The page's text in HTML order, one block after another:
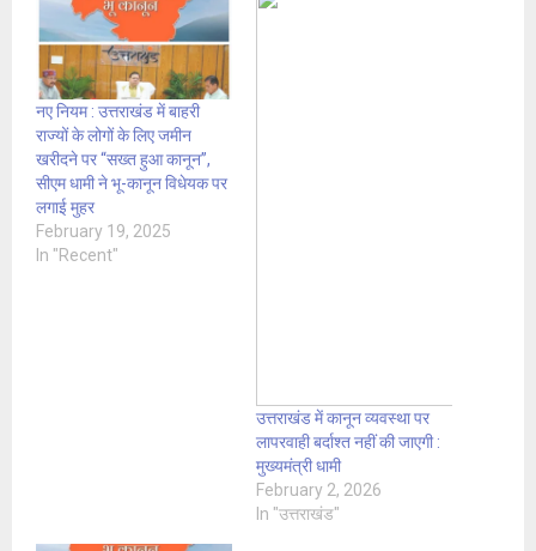
नए नियम : उत्तराखंड में बाहरी
राज्यों के लोगों के लिए जमीन
खरीदने पर “सख्त हुआ कानून”,
सीएम धामी ने भू-कानून विधेयक पर
लगाई मुहर
February 19, 2025
In "Recent"
उत्तराखंड में कानून व्यवस्था पर
लापरवाही बर्दाश्त नहीं की जाएगी :
मुख्यमंत्री धामी
February 2, 2026
In "उत्तराखंड"